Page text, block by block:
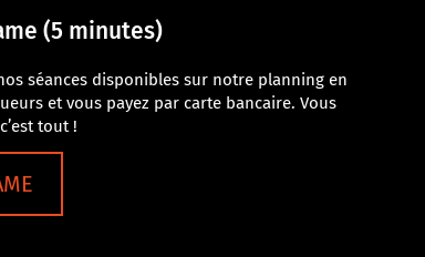
(5 minutes)
séances disponibles sur notre planning en
et vous payez par carte bancaire. Vous
tout !